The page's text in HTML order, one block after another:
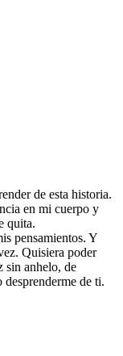
de esta historia.
en mi cuerpo y
quita.
pensamientos. Y
Quisiera poder
sin anhelo, de
de ti.